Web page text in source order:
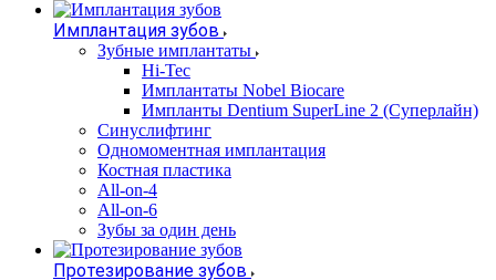
Имплантация зубов
Зубные имплантаты
Hi-Tec
Имплантаты Nobel Biocare
Импланты Dentium SuperLine 2 (Суперлайн)
Синуслифтинг
Одномоментная имплантация
Костная пластика
All-on-4
All-on-6
Зубы за один день
Протезирование зубов